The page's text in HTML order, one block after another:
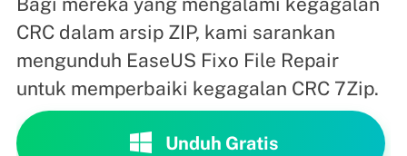
CRC dalam arsip ZIP, kami sarankan
mengunduh EaseUS Fixo File Repair
untuk memperbaiki kegagalan CRC 7Zip.
Unduh Gratis